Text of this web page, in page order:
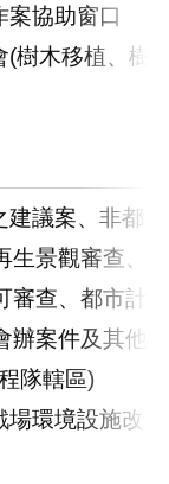
案協助窗口
樹木移植、樹
建議案、非都
景觀審查、
查、都市計
辦案件及其他
隊轄區)
場環境設施改